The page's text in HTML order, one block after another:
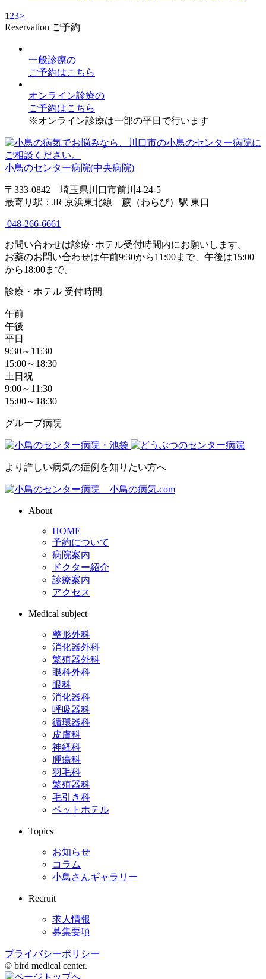
1 23>
Reservation ご予約
一般診療の
ご予約はこちら
オンライン診療の
ご予約はこちら
※オンライン診療は一部の平日で行います
小鳥のセンター病院(中央病院)
〒333-0842 埼玉県川口市前川4-24-5
最寄り駅：JR 京浜東北線 蕨（わらび）駅 東口
048-266-6661
お問い合わせは診療･ホテル受付時間内にお願いします。
お薬のお問い合わせは午前9:30から11:00まで、午後は15:00
から18:00まで。
診療・ホテル 受付時間
午前
午後
平日
9:30～11:30
15:00～18:30
土日祝
9:00～11:30
15:00～18:30
グループ病院
より詳しい病気の症例を知りたい方へ
About
HOME
予約について
病院案内
ドクター紹介
診療案内
アクセス
Medical subject
整形外科
消化器外科
繁殖器外科
眼科外科
眼科
消化器科
呼吸器科
循環器科
皮膚科
神経科
腫瘍科
羽毛科
繁殖器科
毛引き科
ペットホテル
Topics
お知らせ
コラム
小鳥さんギャラリー
Recruit
求人情報
募集要項
プライバシーポリシー
© bird medical center.